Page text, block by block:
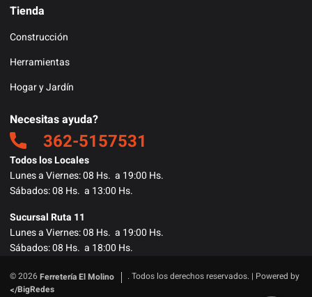
Tienda
Construcción
Herramientas
Hogar y Jardín
Necesitas ayuda?
362-5157531
Todos los Locales
Lunes a Viernes: 08 Hs. a 19:00 Hs.
Sábados: 08 Hs. a 13:00 Hs.
Sucursal Ruta 11
Lunes a Viernes: 08 Hs. a 19:00 Hs.
Sábados: 08 Hs. a 18:00 Hs.
© 2026 Ferretería El Molino
. Todos los derechos reservados. | Powered by
</BigRedes